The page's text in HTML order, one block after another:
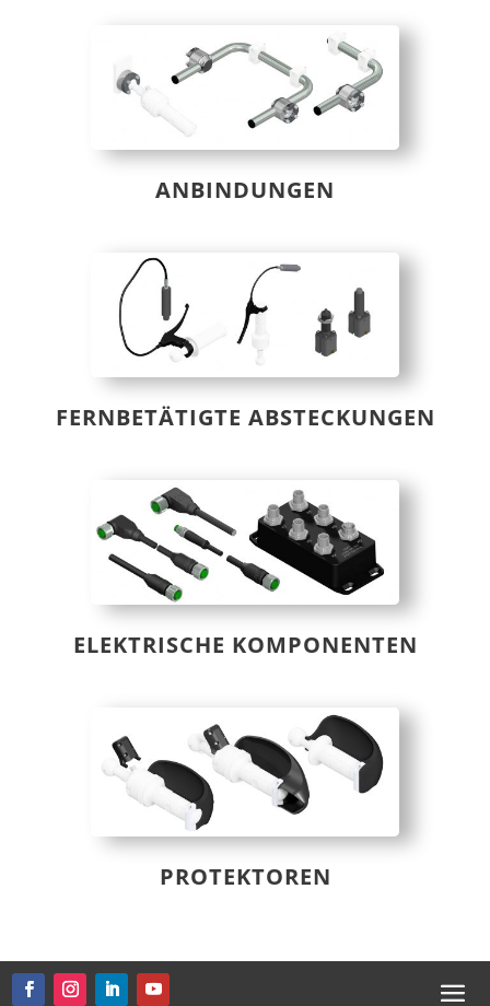
ANBINDUNGEN
FERNBETÄTIGTE ABSTECKUNGEN
ELEKTRISCHE KOMPONENTEN
PROTEKTOREN